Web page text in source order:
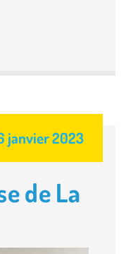
janvier 2023
de La